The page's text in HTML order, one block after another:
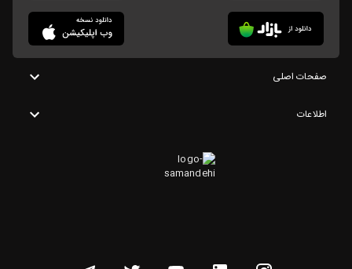
صفحات اصلی
اطلاعات